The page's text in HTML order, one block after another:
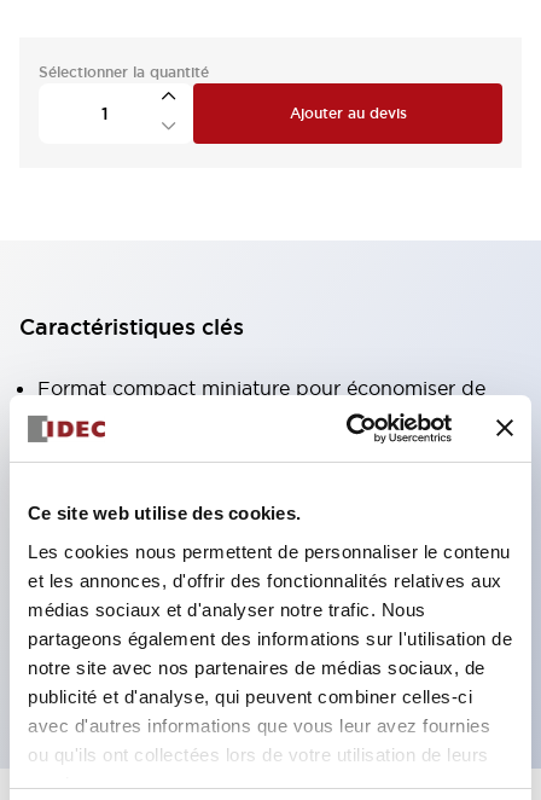
Ce site web utilise des cookies.
Les cookies nous permettent de personnaliser le contenu
et les annonces, d'offrir des fonctionnalités relatives aux
médias sociaux et d'analyser notre trafic. Nous
partageons également des informations sur l'utilisation de
notre site avec nos partenaires de médias sociaux, de
publicité et d'analyse, qui peuvent combiner celles-ci
avec d'autres informations que vous leur avez fournies
ou qu'ils ont collectées lors de votre utilisation de leurs
services.
Sélectionner la quantité
Ajouter au devis
Caractéristiques clés
Format compact miniature pour économiser de
l'espace
Contacts AgCdO SPDT, DPDT, 3PDT ou 4PDT
Options comprenant un voyant lumineux et un
bouton de vérification
Options de montage incluant montage supérieur,
socle DIN ou socle de montage sur panneau